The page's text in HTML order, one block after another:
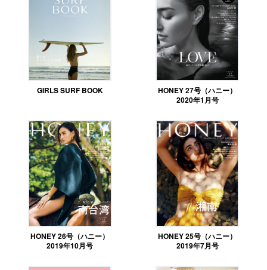
GIRLS SURF BOOK
HONEY 27号（ハニー）
2020年1月号
HONEY 26号（ハニー）
2019年10月号
HONEY 25号（ハニー）
2019年7月号